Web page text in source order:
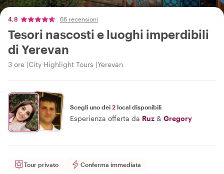
4,8 66 recensioni
Tesori nascosti e luoghi imperdibili
di Yerevan
3 ore City Highlight Tours Yerevan
Scegli uno dei 2 local disponibili
Esperienza offerta da Ruz & Gregory
Tour privato Conferma immediata